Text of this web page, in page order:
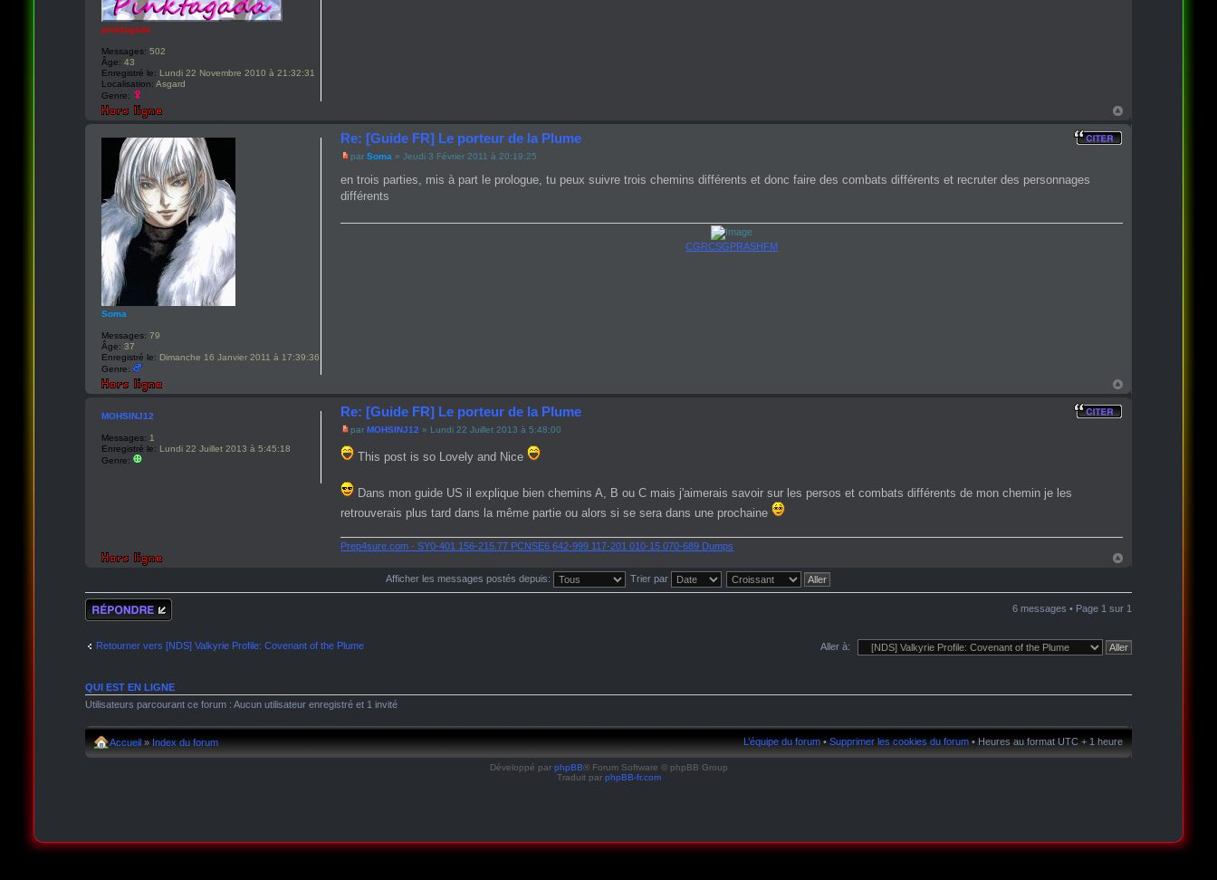
pinktagada
Messages: 502
Âge: 43
Enregistré le: Lundi 22 Novembre 2010 à 21:32:31
Localisation: Asgard
Genre:
Re: [Guide FR] Le porteur de la Plume
parSoma » Jeudi 3 Février 2011 à 20:19:25
en trois parties, mis à part le prologue, tu peux suivre trois chemins différents et donc faire des combats différents et recruter des personnages
différents
CGRCSGPRASHFM
Soma
Messages: 79
Âge: 37
Enregistré le: Dimanche 16 Janvier 2011 à 17:39:36
Genre:
Re: [Guide FR] Le porteur de la Plume
parMOHSINJ12 » Lundi 22 Juillet 2013 à 5:48:00
This post is so Lovely and Nice
Dans mon guide US il explique bien chemins A, B ou C mais j'aimerais savoir sur les persos et combats différents de mon chemin je les
retrouverais plus tard dans la même partie ou alors si se sera dans une prochaine
Prep4sure.com - SY0-401 156-215.77 PCNSE6 642-999 117-201 010-15 070-689 Dumps
MOHSINJ12
Messages: 1
Enregistré le: Lundi 22 Juillet 2013 à 5:45:18
Genre:
Afficher les messages postés depuis: Trier par
Répondre 6 messages • Page 1 sur 1
Retourner vers [NDS] Valkyrie Profile: Covenant of the Plume Aller à:
QUI EST EN LIGNE
Utilisateurs parcourant ce forum : Aucun utilisateur enregistré et 1 invité
Accueil» Index du forum L’équipe du forum •Supprimer les cookies du forum • Heures au format UTC + 1 heure
Développé par phpBB® Forum Software © phpBB Group
Traduit par phpBB-fr.com